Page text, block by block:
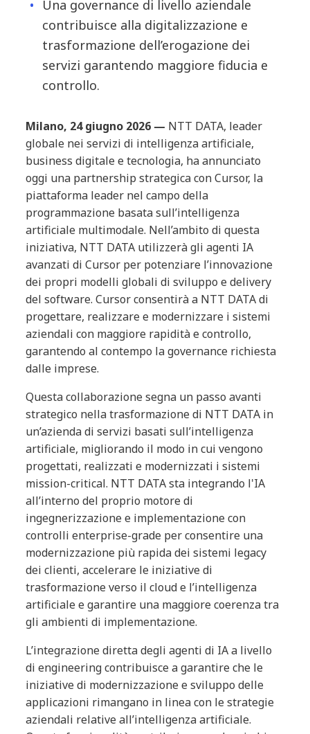
Una governance di livello aziendale
contribuisce alla digitalizzazione e
trasformazione dell’erogazione dei
servizi garantendo maggiore fiducia e
controllo.
Milano, 24 giugno 2026 — NTT DATA, leader
globale nei servizi di intelligenza artificiale,
business digitale e tecnologia, ha annunciato
oggi una partnership strategica con Cursor, la
piattaforma leader nel campo della
programmazione basata sull’intelligenza
artificiale multimodale. Nell’ambito di questa
iniziativa, NTT DATA utilizzerà gli agenti IA
avanzati di Cursor per potenziare l’innovazione
dei propri modelli globali di sviluppo e delivery
del software. Cursor consentirà a NTT DATA di
progettare, realizzare e modernizzare i sistemi
aziendali con maggiore rapidità e controllo,
garantendo al contempo la governance richiesta
dalle imprese.
Questa collaborazione segna un passo avanti
strategico nella trasformazione di NTT DATA in
un’azienda di servizi basati sull’intelligenza
artificiale, migliorando il modo in cui vengono
progettati, realizzati e modernizzati i sistemi
mission-critical. NTT DATA sta integrando l'IA
all’interno del proprio motore di
ingegnerizzazione e implementazione con
controlli enterprise-grade per consentire una
modernizzazione più rapida dei sistemi legacy
dei clienti, accelerare le iniziative di
trasformazione verso il cloud e l’intelligenza
artificiale e garantire una maggiore coerenza tra
gli ambienti di implementazione.
L’integrazione diretta degli agenti di IA a livello
di engineering contribuisce a garantire che le
iniziative di modernizzazione e sviluppo delle
applicazioni rimangano in linea con le strategie
aziendali relative all’intelligenza artificiale.